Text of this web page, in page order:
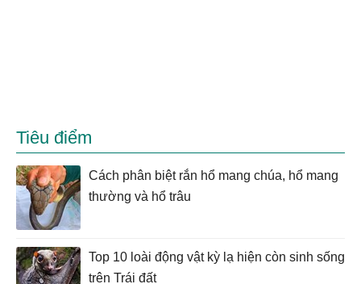
Tiêu điểm
Cách phân biệt rắn hổ mang chúa, hổ mang
thường và hổ trâu
Top 10 loài động vật kỳ lạ hiện còn sinh sống
trên Trái đất